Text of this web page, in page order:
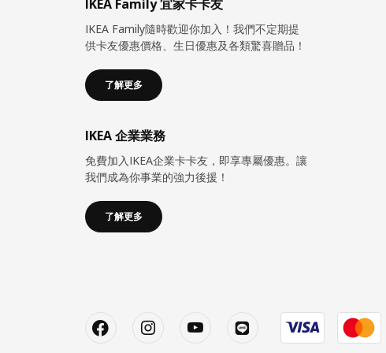
IKEA Family 宜家卡卡友
IKEA Family隨時歡迎你加入！我們不定期提
供卡友優惠價格、生日優惠及各類驚喜贈品！
了解更多
IKEA 企業業務
免費加入IKEA企業卡卡友，即享專屬優惠。讓
我們成為你事業的強力後援！
了解更多